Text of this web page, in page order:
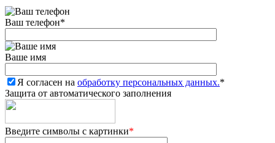
Ваш телефон*
Ваше имя
Я согласен на обработку персональных данных.*
Защита от автоматического заполнения
Введите символы с картинки*